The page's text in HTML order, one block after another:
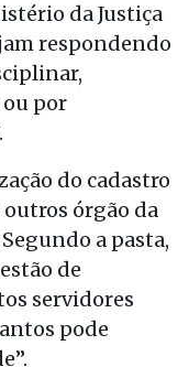
da Justiça
respondendo
por
do cadastro
órgão da
a pasta,
de
servidores
pode